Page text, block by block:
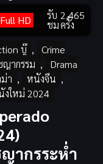
Full HD รับ
ชม
2,465
ครั้ง
บู๊ ,
Crime
ญากรรม ,
Drama
า , หนังจีน ,
งใหม่ 2024
ากรระห่ำ